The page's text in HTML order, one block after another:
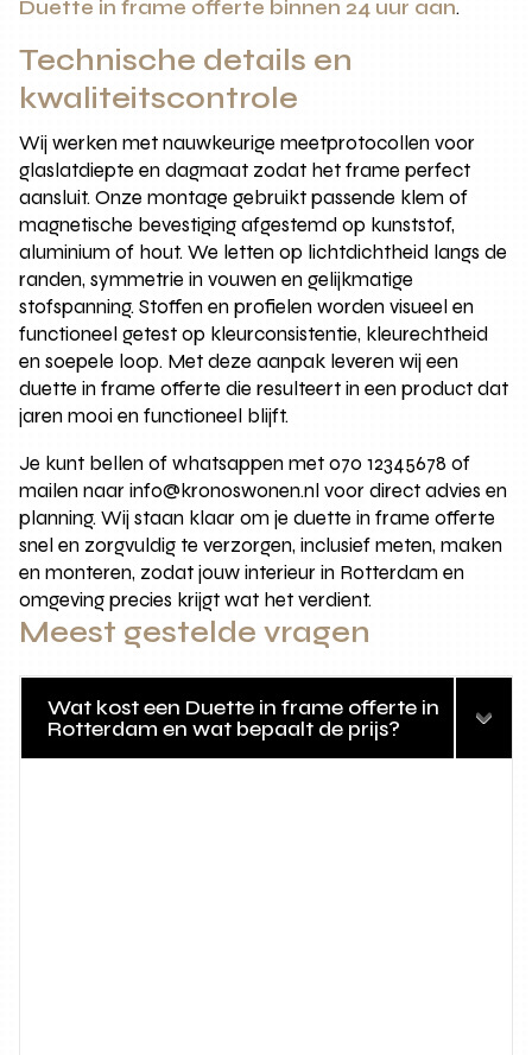
Duette in frame offerte binnen 24 uur aan.
Technische details en
kwaliteitscontrole
Wij werken met nauwkeurige meetprotocollen voor
glaslatdiepte en dagmaat zodat het frame perfect
aansluit. Onze montage gebruikt passende klem of
magnetische bevestiging afgestemd op kunststof,
aluminium of hout. We letten op lichtdichtheid langs de
randen, symmetrie in vouwen en gelijkmatige
stofspanning. Stoffen en profielen worden visueel en
functioneel getest op kleurconsistentie, kleurechtheid
en soepele loop. Met deze aanpak leveren wij een
duette in frame offerte die resulteert in een product dat
jaren mooi en functioneel blijft.
Je kunt bellen of whatsappen met 070 12345678 of
mailen naar info@kronoswonen.nl voor direct advies en
planning. Wij staan klaar om je duette in frame offerte
snel en zorgvuldig te verzorgen, inclusief meten, maken
en monteren, zodat jouw interieur in Rotterdam en
omgeving precies krijgt wat het verdient.
Meest gestelde vragen
Wat kost een Duette in frame offerte in
Rotterdam en wat bepaalt de prijs?